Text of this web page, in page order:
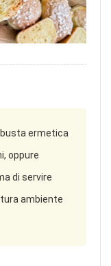
ermetica
oppure
di servire
ambiente